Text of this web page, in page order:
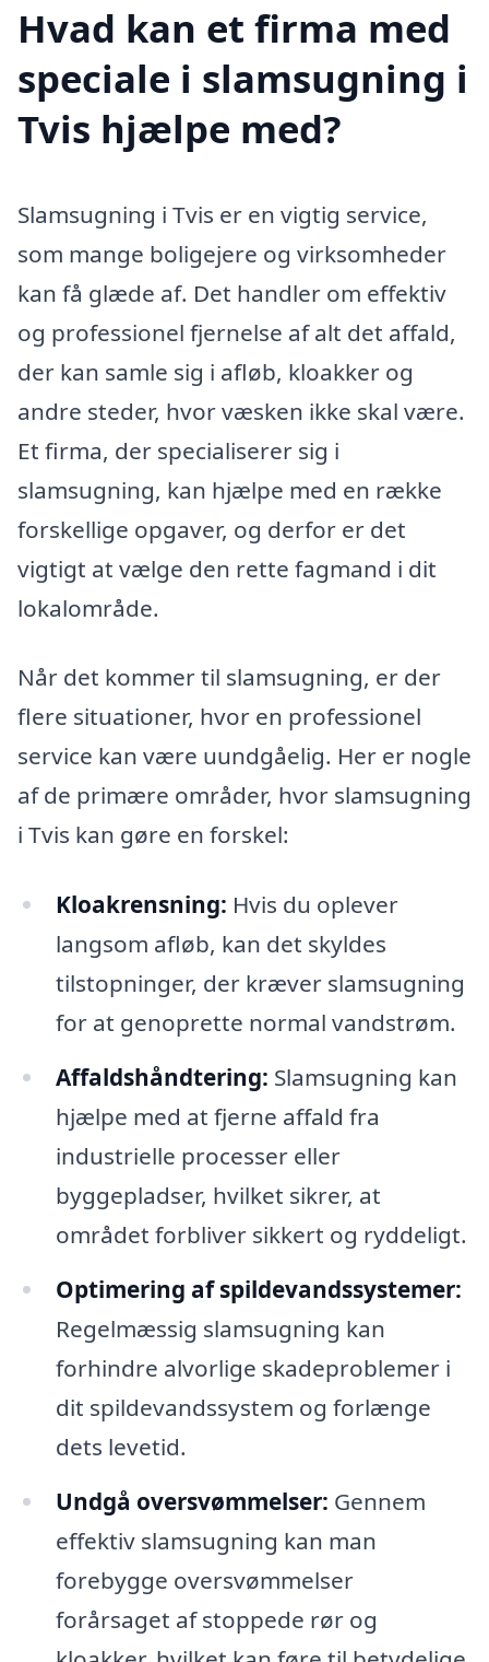
Hvad kan et firma med
speciale i slamsugning i
Tvis hjælpe med?
Slamsugning i Tvis er en vigtig service,
som mange boligejere og virksomheder
kan få glæde af. Det handler om effektiv
og professionel fjernelse af alt det affald,
der kan samle sig i afløb, kloakker og
andre steder, hvor væsken ikke skal være.
Et firma, der specialiserer sig i
slamsugning, kan hjælpe med en række
forskellige opgaver, og derfor er det
vigtigt at vælge den rette fagmand i dit
lokalområde.
Når det kommer til slamsugning, er der
flere situationer, hvor en professionel
service kan være uundgåelig. Her er nogle
af de primære områder, hvor slamsugning
i Tvis kan gøre en forskel:
Kloakrensning: Hvis du oplever
langsom afløb, kan det skyldes
tilstopninger, der kræver slamsugning
for at genoprette normal vandstrøm.
Affaldshåndtering: Slamsugning kan
hjælpe med at fjerne affald fra
industrielle processer eller
byggepladser, hvilket sikrer, at
området forbliver sikkert og ryddeligt.
Optimering af spildevandssystemer:
Regelmæssig slamsugning kan
forhindre alvorlige skadeproblemer i
dit spildevandssystem og forlænge
dets levetid.
Undgå oversvømmelser: Gennem
effektiv slamsugning kan man
forebygge oversvømmelser
forårsaget af stoppede rør og